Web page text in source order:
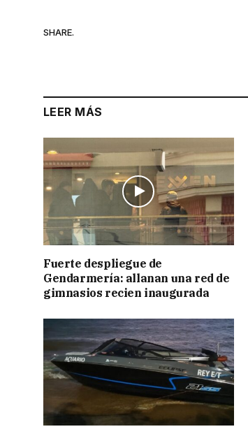
SHARE.
LEER MÁS
Fuerte despliegue de
Gendarmería: allanan una red de
gimnasios recien inaugurada